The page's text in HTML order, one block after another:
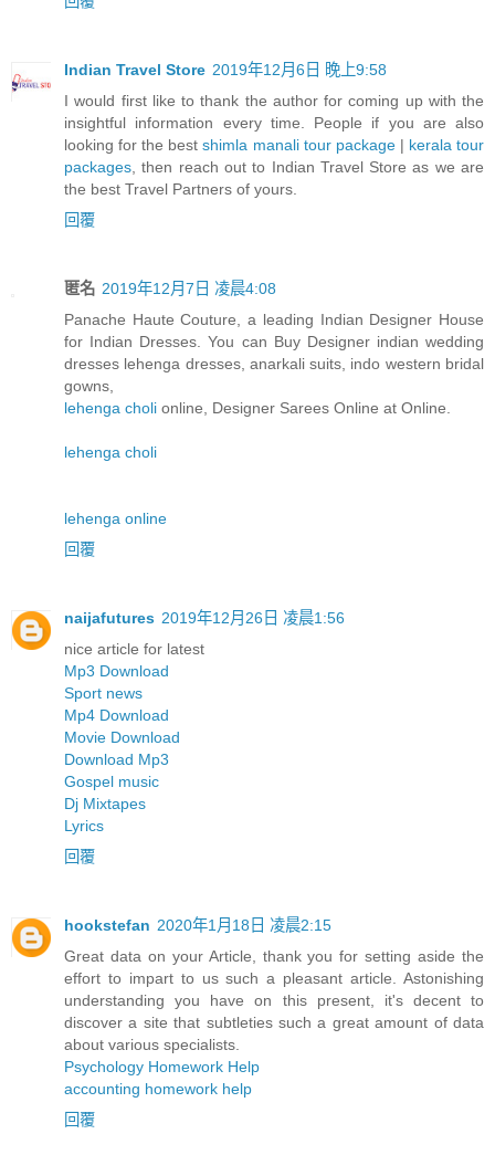
Indian Travel Store 2019年12月6日 晚上9:58
I would first like to thank the author for coming up with the
insightful information every time. People if you are also
looking for the bestshimla manali tour package| kerala tour
packages , then reach out to Indian Travel Store as we are
the best Travel Partners of yours.
回覆
匿名 2019年12月7日 凌晨4:08
Panache Haute Couture, a leading Indian Designer House
for Indian Dresses. You can Buy Designer indian wedding
dresses lehenga dresses, anarkali suits, indo western bridal
gowns,
lehenga choli online, Designer Sarees Online at Online.
lehenga choli
lehenga online
回覆
naijafutures 2019年12月26日 凌晨1:56
nice article for latest
Mp3 Download
Sport news
Mp4 Download
Movie Download
Download Mp3
Gospel music
Dj Mixtapes
Lyrics
回覆
hookstefan 2020年1月18日 凌晨2:15
Great data on your Article, thank you for setting aside the
effort to impart to us such a pleasant article. Astonishing
understanding you have on this present, it's decent to
discover a site that subtleties such a great amount of data
about various specialists.
Psychology Homework Help
accounting homework help
回覆